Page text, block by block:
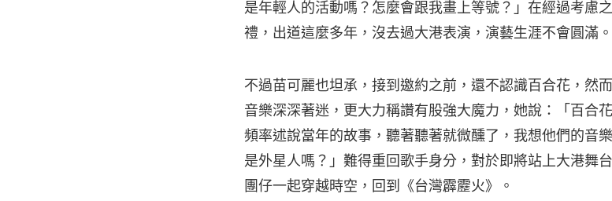
是年輕人的活動嗎？怎麼會跟我畫上等號？」在經過考慮
禮，出道這麼多年，沒去過大港表演，演藝生涯不會圓滿。
不過苗可麗也坦承，接到邀約之前，還不認識百合花，然
音樂深深著迷，更大力稱讚有股強大魔力，她說：「百合
頻率述說當年的故事，聽著聽著就微醺了，我想他們的音
是外星人嗎？」難得重回歌手身分，對於即將站上大港舞
團仔一起穿越時空，回到《台灣霹靂火》。